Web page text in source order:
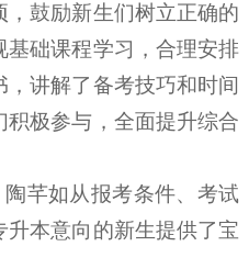
鼓励新生们树立正确的
础课程学习，合理安排
讲解了备考技巧和时间
极参与，全面提升综合
芊如从报考条件、考试
本意向的新生提供了宝